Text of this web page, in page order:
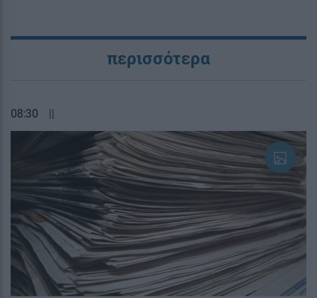
περισσότερα
08:30 ||